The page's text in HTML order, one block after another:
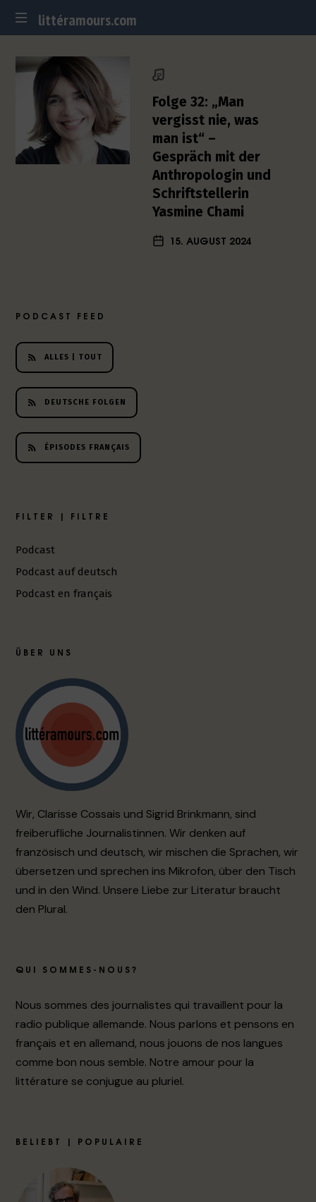
littéramours.com
littéramours.com
e
h
c
e
L
i
e
r
t
-
c
a
Folge 32: „Man
vergisst nie, was
man ist“ –
Gespräch mit der
Anthropologin und
Schriftstellerin
Yasmine Chami
15. AUGUST 2024
PODCAST FEED
ALLES | TOUT
DEUTSCHE FOLGEN
ÉPISODES FRANÇAIS
FILTER | FILTRE
Podcast
Podcast auf deutsch
Podcast en français
ÜBER UNS
Wir, Clarisse Cossais und Sigrid Brinkmann, sind
freiberufliche Journalistinnen. Wir denken auf
französisch und deutsch, wir mischen die Sprachen, wir
übersetzen und sprechen ins Mikrofon, über den Tisch
und in den Wind. Unsere Liebe zur Literatur braucht
den Plural.
QUI SOMMES-NOUS?
Nous sommes des journalistes qui travaillent pour la
radio publique allemande. Nous parlons et pensons en
français et en allemand, nous jouons de nos langues
comme bon nous semble. Notre amour pour la
littérature se conjugue au pluriel.
BELIEBT | POPULAIRE